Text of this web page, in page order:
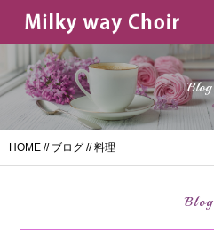
Blog
HOME // ブログ // 料理
Blog